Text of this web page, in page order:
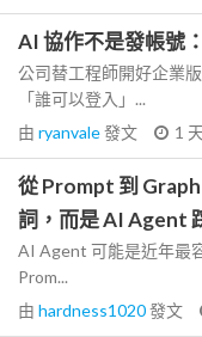
AI 協作不是發帳號
公司替工程師開好企業
「誰可以登入」...
由 ryanvale發文 1
從 Prompt 到
詞，而是 AI Agent
AI Agent 可能是近年最
Prom...
由 hardness1020發文